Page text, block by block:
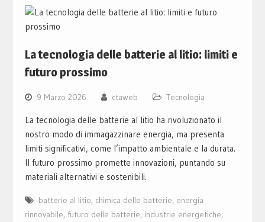
La tecnologia delle batterie al litio: limiti e
futuro prossimo
9 Marzo 2026 ctaweb Tecnologia
La tecnologia delle batterie al litio ha rivoluzionato il
nostro modo di immagazzinare energia, ma presenta
limiti significativi, come l’impatto ambientale e la durata.
Il futuro prossimo promette innovazioni, puntando su
materiali alternativi e sostenibili.
batterie al litio, chimica delle batterie, energia
rinnovabile, futuro delle batterie, industrie energetiche,